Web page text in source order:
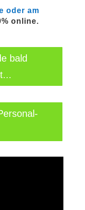
oder am
online.
bald